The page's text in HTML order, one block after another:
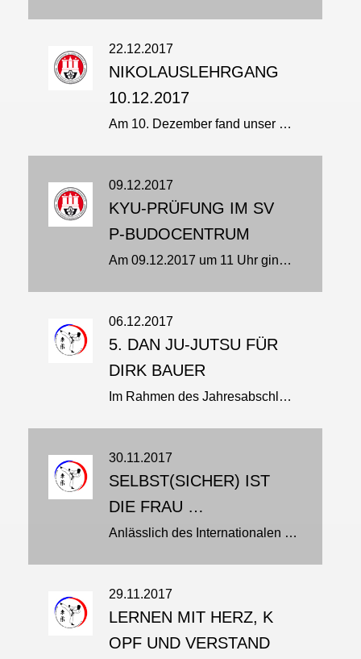
22.12.2017
NIKOLAUSLEHRGANG
10.12.2017
Am 10. Dezember fand unser Nikolauslehrgang beim SVP statt. Herzlichen Dank an Rolf Brauße uns sein Team, die wartenden Eltern mit Getränke & Sitzbänken versorgten…
09.12.2017
KYU-PRÜFUNG IM SV
P-BUDOCENTRUM
Am 09.12.2017 um 11 Uhr ging es los. Nein, eigentlich schon viel früher... Am Freitag sausten auf einer in blau gehaltenen Social-Media-Plattform Nachrichten schon hin und her, in dem Gruppen-Chat eines Messenger-Dienstes glühten...
06.12.2017
5. DAN JU-JUTSU FÜR
DIRK BAUER
Im Rahmen des Jahresabschlusslehrgangs am 03.12.17 in Malente wurde Dirk Bauer der 5. Dan Ju-Jutsu verliehen…
30.11.2017
SELBST(SICHER) IST
DIE FRAU …
Anlässlich des Internationalen Tages gegen Gewalt an Frauen am 25. November haben der Deutsche Ju-Jutsu-Verband, SheFighter und der Deutsche Turner-Bund zu einem Aktionstag eingeladen…
29.11.2017
LERNEN MIT HERZ, K
OPF UND VERSTAND